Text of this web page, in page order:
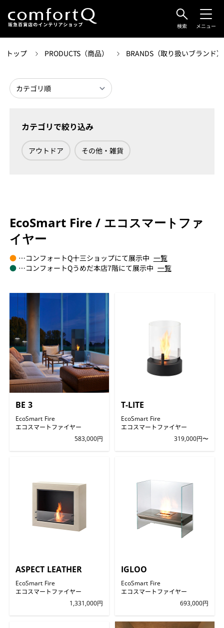
検索 メニュー
トップ PRODUCTS（商品） BRANDS（取り扱いブランド
カテゴリで絞り込み
アウトドア その他・雑貨
EcoSmart Fire / エコスマートファ
イヤー
●…コンフォートQ十三ショップにて展示中 一覧
●…コンフォートQうめだ本店7階にて展示中 一覧
BE 3
EcoSmart Fire
エコスマートファイヤー
583,000円
T-LITE
EcoSmart Fire
エコスマートファイヤー
319,000円〜
ASPECT LEATHER
EcoSmart Fire
エコスマートファイヤー
1,331,000円
IGLOO
EcoSmart Fire
エコスマートファイヤー
693,000円